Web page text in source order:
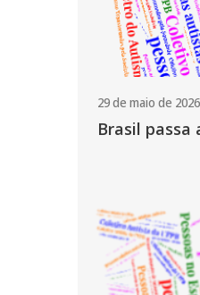
29 de maio de 2026
Brasil passa